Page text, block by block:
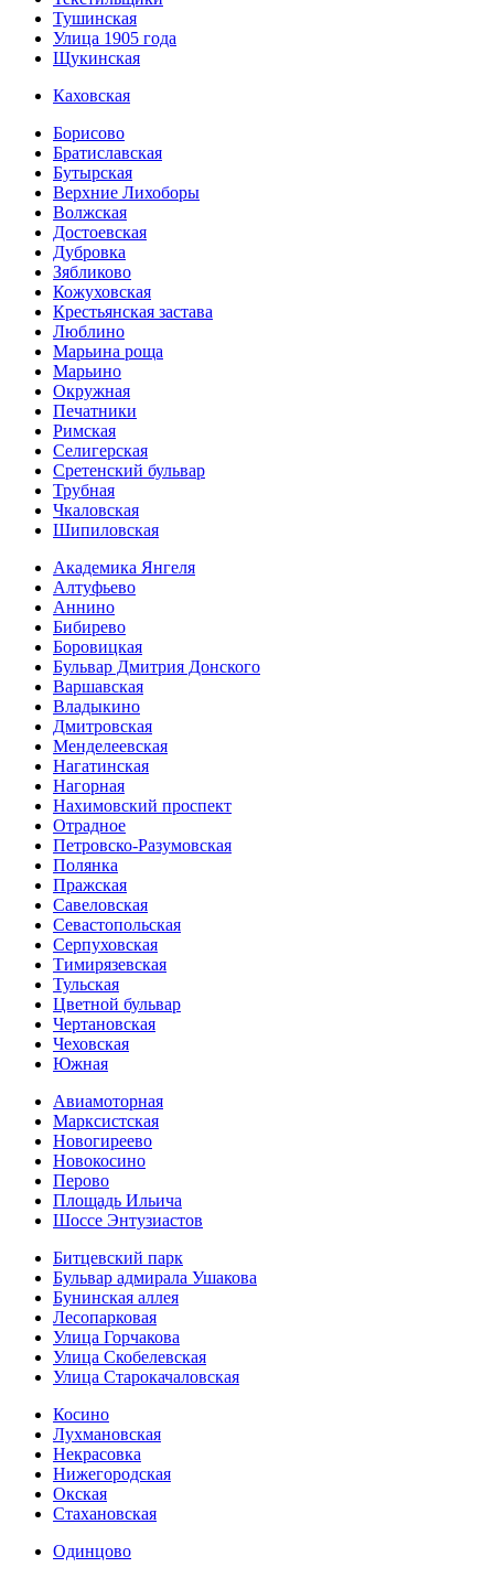
Тушинская
Улица 1905 года
Щукинская
Каховская
Борисово
Братиславская
Бутырская
Верхние Лихоборы
Волжская
Достоевская
Дубровка
Зябликово
Кожуховская
Крестьянская застава
Люблино
Марьина роща
Марьино
Окружная
Печатники
Римская
Селигерская
Сретенский бульвар
Трубная
Чкаловская
Шипиловская
Академика Янгеля
Алтуфьево
Аннино
Бибирево
Боровицкая
Бульвар Дмитрия Донского
Варшавская
Владыкино
Дмитровская
Менделеевская
Нагатинская
Нагорная
Нахимовский проспект
Отрадное
Петровско-Разумовская
Полянка
Пражская
Савеловская
Севасто­польская
Серпуховская
Тимирязевская
Тульская
Цветной бульвар
Чертановская
Чеховская
Южная
Авиамоторная
Марксистская
Новогиреево
Новокосино
Перово
Площадь Ильича
Шоссе Энтузиастов
Битцевский парк
Бульвар адмирала Ушакова
Бунинская аллея
Лесопарковая
Улица Горчакова
Улица Скобелевская
Улица Старокача­ловская
Косино
Лухмановская
Некрасовка
Нижегородская
Окская
Стахановская
Одинцово